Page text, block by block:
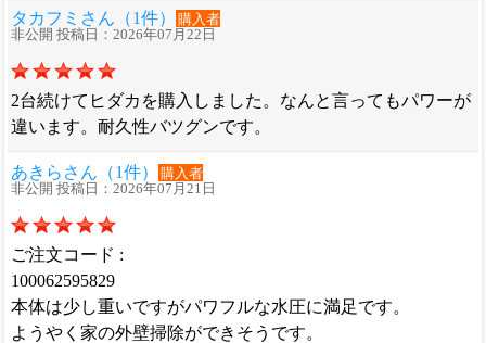
タカフミさん（1件）
購入者
非公開 投稿日：2026年07月22日
2台続けてヒダカを購入しました。なんと言ってもパワーが
違います。耐久性バツグンです。
あきらさん（1件）
購入者
非公開 投稿日：2026年07月21日
ご注文コード :
100062595829
本体は少し重いですがパワフルな水圧に満足です。
ようやく家の外壁掃除ができそうです。